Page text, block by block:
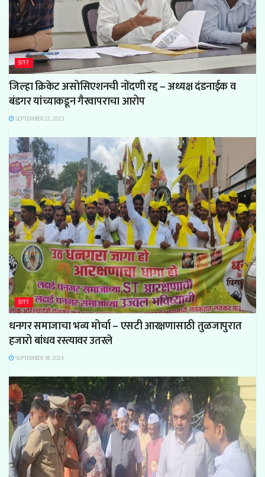
इतर
जिल्हा क्रिकेट असोसिएशनची नोंदणी रद्द – अध्यक्ष दंडनाईक व
बंडगर यांच्याकडून गैरवापराचा आरोप
SEPTEMBER 22, 2023
इतर
धनगर समाजाचा भव्य मोर्चा – एसटी आरक्षणासाठी तुळजापुरात
हजारो बांधव रस्त्यावर उतरले
SEPTEMBER 18, 2023